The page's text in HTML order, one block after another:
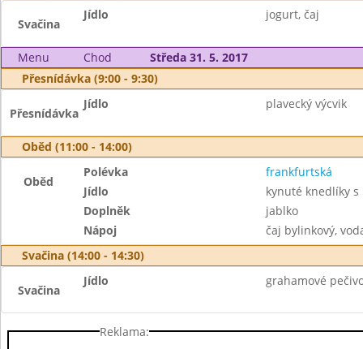
Svačina
Jídlo jogurt, čaj
Menu Chod
Středa 31. 5. 2017
Přesnídávka (9:00 - 9:30)
Přesnídávka
Jídlo plavecký výcvik
Oběd (11:00 - 14:00)
Oběd
Polévka
frankfurtská
Jídlo
kynuté knedlíky s
Doplněk
jablko
Nápoj
čaj bylinkový,
Svačina (14:00 - 14:30)
Svačina
Jídlo grahamové
Reklama: